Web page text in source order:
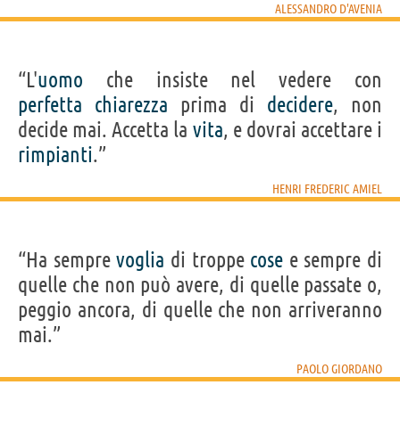
ALESSANDRO D'AVENIA
“L'uomo che insiste nel vedere con
perfetta chiarezza prima di decidere, non
decide mai. Accetta la vita, e dovrai accettare i
rimpianti.”
HENRI FREDERIC AMIEL
“Ha semprevoglia di troppe cose e sempre di
quelle che non può avere, di quelle passate o,
peggio ancora, di quelle che non arriveranno
mai.”
PAOLO GIORDANO